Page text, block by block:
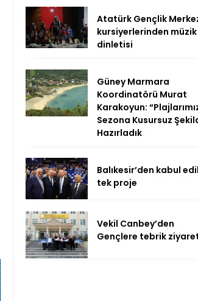
Atatürk Gençlik
kursiyerlerinden müzik
dinletisi
Güney Marmara
Koordinatörü Murat
Karakoyun:
Sezona Kusursuz
Hazırladık
Balıkesir’den kabul
tek proje
Vekil Canbey’den
Gençlere tebrik